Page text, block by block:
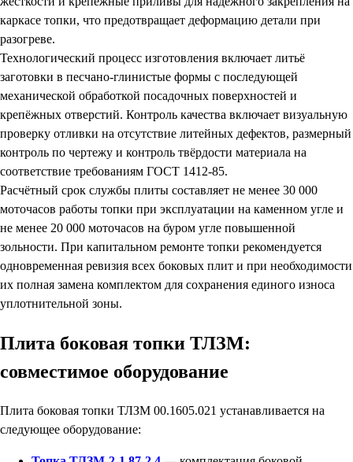
каркасе топки, что предотвращает деформацию детали при
разогреве.
Технологический процесс изготовления включает литьё
заготовки в песчано-глинистые формы с последующей
механической обработкой посадочных поверхностей и
крепёжных отверстий. Контроль качества включает визуальную
проверку отливки на отсутствие литейных дефектов, размерный
контроль по чертежу и контроль твёрдости материала на
соответствие требованиям ГОСТ 1412-85.
Расчётный срок службы плиты составляет не менее 30 000
моточасов работы топки при эксплуатации на каменном угле и
не менее 20 000 моточасов на буром угле повышенной
зольности. При капитальном ремонте топки рекомендуется
одновременная ревизия всех боковых плит и при необходимости
их полная замена комплектом для сохранения единого износа
уплотнительной зоны.
Плита боковая топки ТЛЗМ:
совместимое оборудование
Плита боковая топки ТЛЗМ 00.1605.021 устанавливается на
следующее оборудование: